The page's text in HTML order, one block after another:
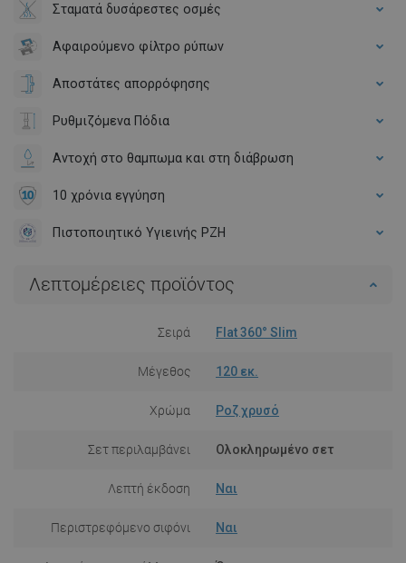
Σταματά δυσάρεστες οσμές
Αφαιρούμενο φίλτρο ρύπων
Αποστάτες απορρόφησης
Ρυθμιζόμενα Πόδια
Αντοχή στο θαμπωμα και στη διάβρωση
10 χρόνια εγγύηση
Πιστοποιητικό Υγιεινής PZH
Λεπτομέρειες προϊόντος
Σειρά Flat 360° Slim
Μέγεθος 120 εκ.
Χρώμα Ροζ χρυσό
Σετ περιλαμβάνει Ολοκληρωμένο σετ
Λεπτή έκδοση Ναι
Περιστρεφόμενο σιφόνι Ναι